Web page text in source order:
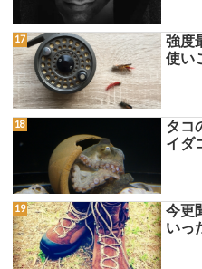
強度
使い
タコ
イダ
今更
いっ